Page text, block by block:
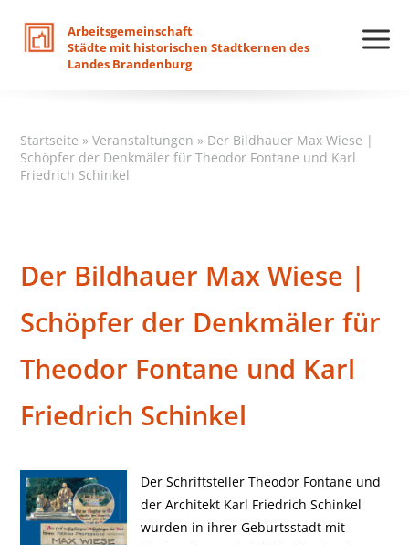
Arbeitsgemeinschaft
Städte mit historischen Stadtkernen des
Landes Brandenburg
Startseite »Veranstaltungen » Der Bildhauer Max Wiese |
Schöpfer der Denkmäler für Theodor Fontane und Karl
Friedrich Schinkel
Der Bildhauer Max Wiese |
Schöpfer der Denkmäler für
Theodor Fontane und Karl
Friedrich Schinkel
Der Schriftsteller Theodor Fontane und
der Architekt Karl Friedrich Schinkel
wurden in ihrer Geburtsstadt mit